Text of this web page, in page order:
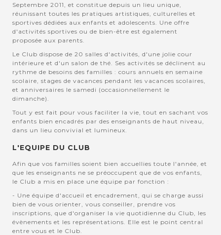
Septembre 2011, et constitue depuis un lieu unique,
réunissant toutes les pratiques artistiques, culturelles et
sportives dédiées aux enfants et adolescents. Une offre
d'activités sportives ou de bien-être est également
proposée aux parents.
Le Club dispose de 20 salles d'activités, d'une jolie cour
intérieure et d'un salon de thé. Ses activités se déclinent au
rythme de besoins des familles : cours annuels en semaine
scolaire, stages de vacances pendant les vacances scolaires,
et anniversaires le samedi (occasionnellement le
dimanche).
Tout y est fait pour vous faciliter la vie, tout en sachant vos
enfants bien encadrés par des enseignants de haut niveau,
dans un lieu convivial et lumineux.
L'EQUIPE DU CLUB
Afin que vos familles soient bien accuellies toute l'année, et
que les enseignants ne se préoccupent que de vos enfants,
le Club a mis en place une équipe par fonction :
- Une équipe d'accueil et encadrement, qui se charge aussi
bien de vous orienter, vous conseiller, prendre vos
inscriptions, que d'organiser la vie quotidienne du Club, les
évènements et les représentations. Elle est le point central
entre vous et le Club.